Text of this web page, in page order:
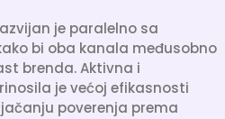
je paralelno sa
bi oba kanala međusobno
brenda. Aktivna i
je većoj efikasnosti
poverenja prema